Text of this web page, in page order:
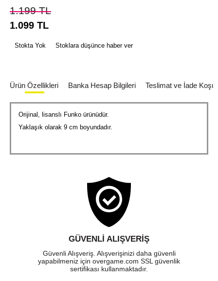
1.199TL
1.099 TL
Stokta Yok Stoklara düşünce haber ver
Ürün Özellikleri Banka Hesap Bilgileri Teslimat ve İade
Orijinal, lisanslı Funko ürünüdür.
Yaklaşık olarak 9 cm boyundadır.
GÜVENLI ALIŞVERIŞ
Güvenli Alışveriş. Alışverişinizi daha güvenli
yapabilmeniz için overgame.com SSL güvenlik
sertifikası kullanmaktadır.